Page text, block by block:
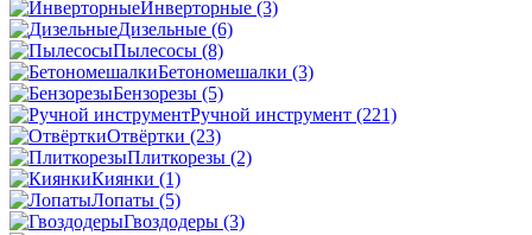
Инверторные (3)
Дизельные (6)
Пылесосы (8)
Бетономешалки (3)
Бензорезы (5)
Ручной инструмент (221)
Отвёртки (23)
Плиткорезы (2)
Киянки (1)
Лопаты (5)
Гвоздодеры (3)